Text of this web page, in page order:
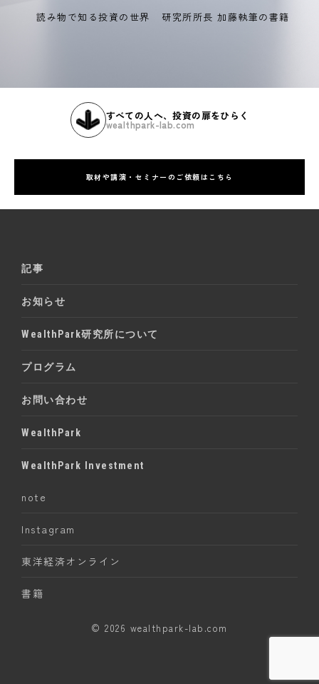
読み物で知る投資の世界 研究所所長 加藤執筆の書籍
すべての人へ、投資の扉をひらく
wealthpark-lab.com
取材や講演・セミナーのご依頼はこちら
記事
お知らせ
WealthPark研究所について
プログラム
お問い合わせ
WealthPark
WealthPark Investment
note
Instagram
東洋経済オンライン
書籍
© 2026 wealthpark-lab.com